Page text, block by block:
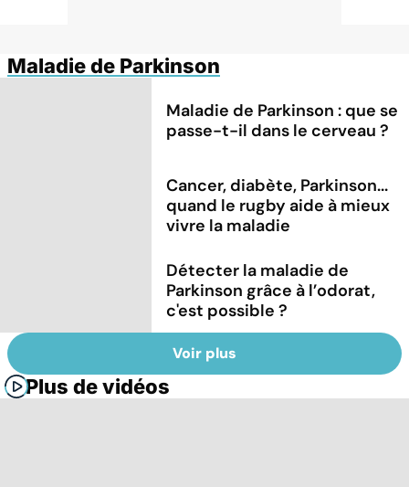
Maladie de Parkinson
Maladie de Parkinson : que se
passe-t-il dans le cerveau ?
Cancer, diabète, Parkinson...
quand le rugby aide à mieux
vivre la maladie
Détecter la maladie de
Parkinson grâce à l’odorat,
c'est possible ?
Voir plus
Plus de vidéos